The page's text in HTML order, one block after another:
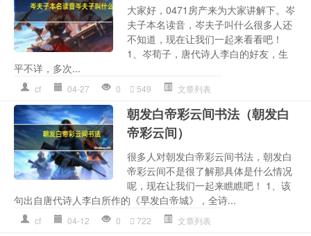
大家好，0471房产来为大家讲解下。岑
夫子本名读音，岑夫子叫什么很多人还
不知道，现在让我们一起来看看吧！
1、岑荀子，唐代诗人李白的好友，生
平不详，多次...
cf 04-27 0 549 文章列表
朝发白帝彩云间书法（朝发白
帝彩云间）
很多人对朝发白帝彩云间书法，朝发白
帝彩云间不是很了解那具体是什么情况
呢，现在让我们一起来瞧瞧吧！ 1、该
句出自唐代诗人李白所作的《早发白帝城》，全诗...
cf 04-12 0 722 文章列表